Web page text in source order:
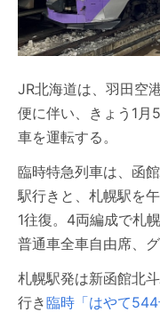
JR北海道は、羽田空
便に伴い、きょう1月
車を運転する。
臨時特急列車は、函
駅行きと、札幌駅を
1往復。4両編成で札
普通車全車自由席、
札幌駅発は新函館北
行き臨時「はやて